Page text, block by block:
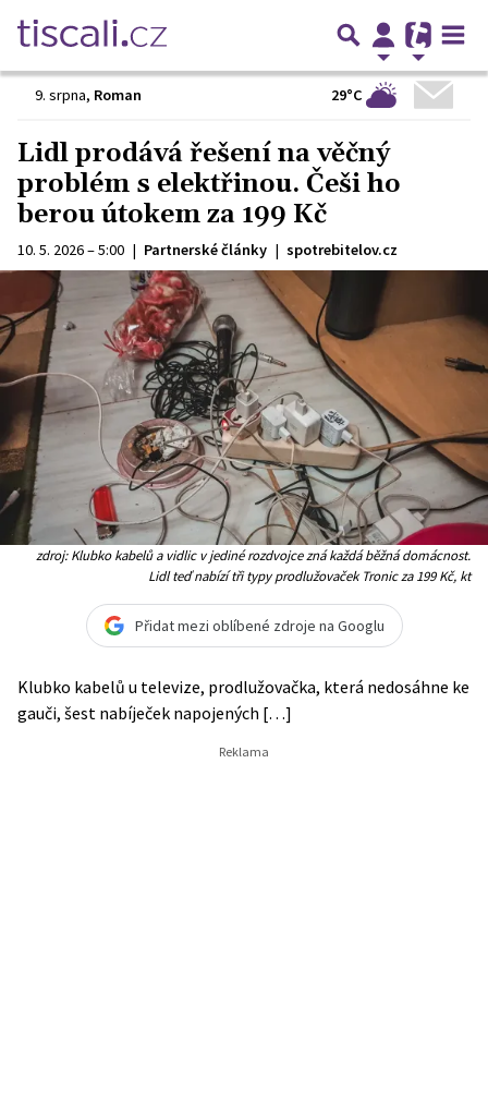
9. srpna, Roman 29°C
Lidl prodává řešení na věčný
problém s elektřinou. Češi ho
berou útokem za 199 Kč
10. 5. 2026 – 5:00 | Partnerské články | spotrebitelov.cz
zdroj: Klubko kabelů a vidlic v jediné rozdvojce zná každá běžná domácnost.
Lidl teď nabízí tři typy prodlužovaček Tronic za 199 Kč, kt
Přidat mezi oblíbené zdroje na Googlu
Klubko kabelů u televize, prodlužovačka, která nedosáhne ke
gauči, šest nabíječek napojených […]